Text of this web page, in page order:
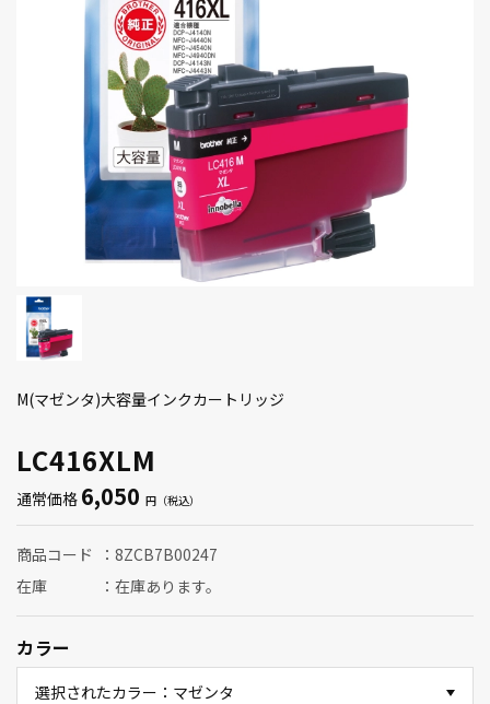
LC416XLM
M(マゼンタ)大容量インクカートリッジ
通常価格 6,050
商品コード
8ZCB7B00247
在庫
在庫あります。
カラー
選択されたカラー：マゼンタ